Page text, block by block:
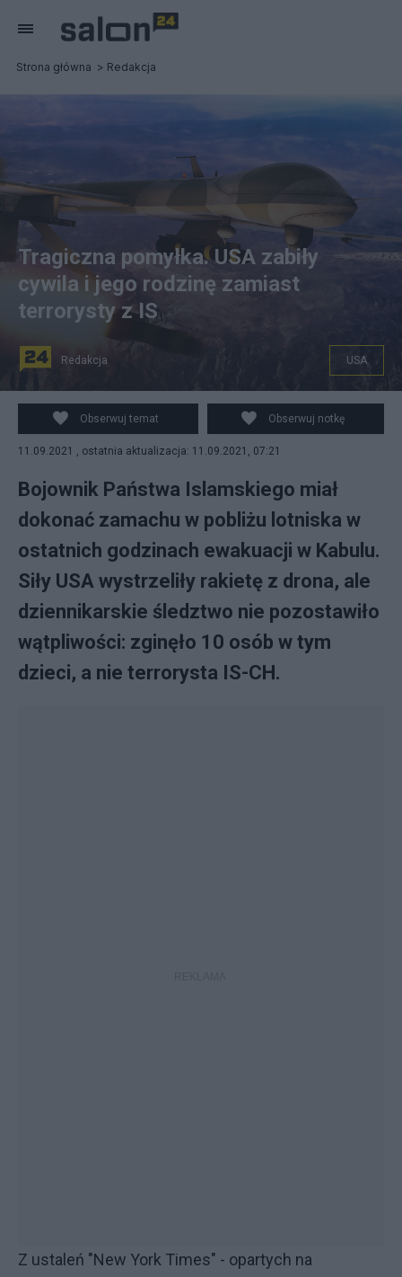
Strona główna Redakcja
Atak powietrzny z drona. Zginęli sojusznik USA i jego
rodzina. Fot. Pixabay
Tragiczna pomyłka. USA zabiły
cywila i jego rodzinę zamiast
terrorysty z IS
Redakcja USA
Obserwuj temat Obserwuj notkę
11.09.2021 , ostatnia aktualizacja: 11.09.2021, 07:21
Bojownik Państwa Islamskiego miał
dokonać zamachu w pobliżu lotniska w
ostatnich godzinach ewakuacji w Kabulu.
Siły USA wystrzeliły rakietę z drona, ale
dziennikarskie śledztwo nie pozostawiło
wątpliwości: zginęło 10 osób w tym
dzieci, a nie terrorysta IS-CH.
Z ustaleń "New York Times" - opartych na